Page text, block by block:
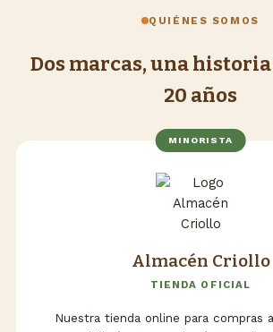
QUIÉNES SOMOS
Dos marcas, una historia
20 años
MINORISTA
Almacén Criollo
TIENDA OFICIAL
Nuestra tienda online para compras